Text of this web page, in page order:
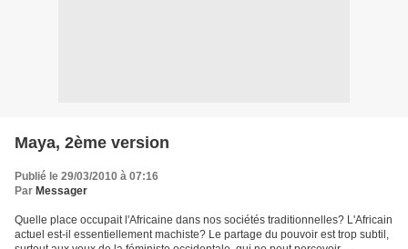
Maya, 2ème version
Publié le 29/03/2010 à 07:16
Par Messager
Quelle place occupait l'Africaine dans nos sociétés traditionnelles? L'Africain
actuel est-il essentiellement machiste? Le partage du pouvoir est trop subtil,